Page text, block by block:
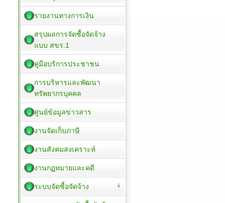
รายงานทางการเงิน
สรุปผลการจัดซื้อจัดจ้าง
แบบ สขร.1
คู่มือบริการประชาชน
การบริหารและพัฒนา
ทรัพยากรบุคคล
ศูนย์ข้อมูลข่าวสาร
งานจัดเก็บภาษี
งานสังคมสงเคราะห์
งานกฏหมายและคดี
ระบบจัดซื้อจัดจ้าง